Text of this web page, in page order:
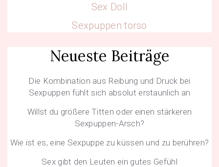
Sex Doll
Sexpuppen torso
Neueste Beiträge
Die Kombination aus Reibung und Druck bei
Sexpuppen fühlt sich absolut erstaunlich an
Willst du größere Titten oder einen stärkeren
Sexpuppen-Arsch?
Wie ist es, eine Sexpuppe zu küssen und zu berühren?
Sex gibt den Leuten ein gutes Gefühl